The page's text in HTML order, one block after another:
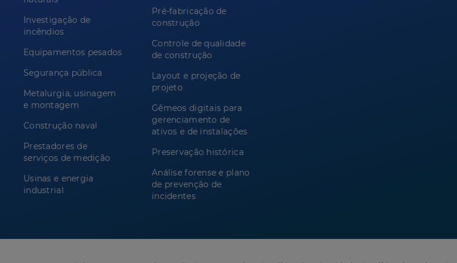
Investigação de
incêndios
Equipamentos pesados
Segurança pública
Metalurgia, usinagem
e montagem
Construção naval
Prestadores de
serviços de medição
Usinas e energia
industrial
Pré-fabricação de
construção
Controle de qualidade
de construção
Layout e projeção de
projeto
Gêmeos digitais para
gerenciamento de
ativos e de instalações
Preservação histórica
Análise forense e plano
de prevenção de
incidentes